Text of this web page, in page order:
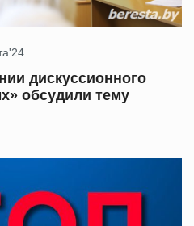
дискуссионного
обсудили тему